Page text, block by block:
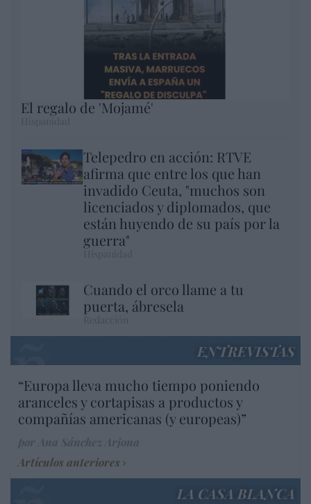
El regalo de 'Mojamé'
Telepedro en acción: RTVE
afirma que entre los que han
invadido Ceuta, "muchos son
licenciados y diplomados, que
están huyendo de su país por la
guerra"
Cuando el orco llame a tu
puerta, ábresela
ENTREVISTAS
“Europa lleva mucho tiempo poniendo
aranceles y cortapisas a productos y
compañías americanas (y europeas)”
Artículos anteriores
LA CASA BLANCA